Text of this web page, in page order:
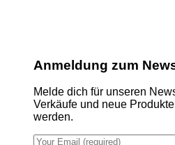
Anmeldung zum
Melde dich für unseren
Verkäufe und neue
werden.